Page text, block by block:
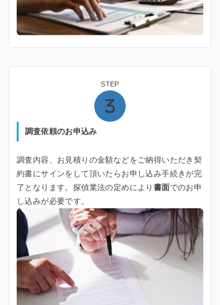
STEP
調査依頼のお申込み
調査内容、お見積りの金額などをご納得いただき契
約書にサインをして頂いたらお申し込み手続きが完
了となります。探偵業法の定めにより 書面でのお申
し込みが必要です。